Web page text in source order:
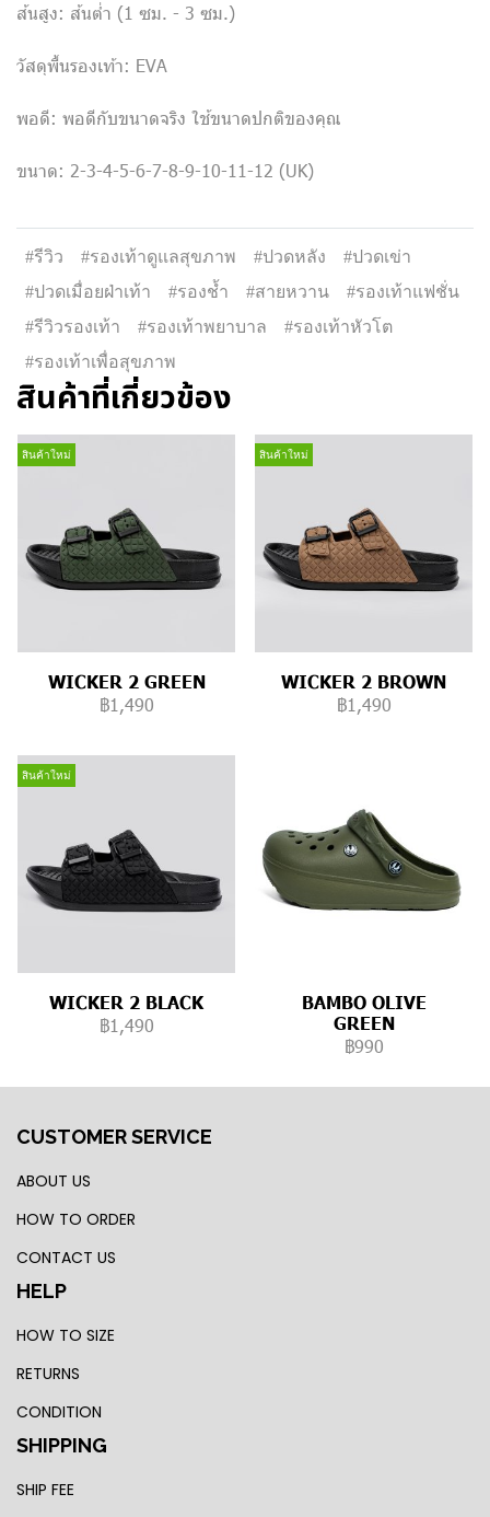
ส้นสูง: ส้นต่ำ (1 ซม. - 3 ซม.)
วัสดุพื้นรองเท้า: EVA
พอดี: พอดีกับขนาดจริง ใช้ขนาดปกติของคุณ
ขนาด: 2-3-4-5-6-7-8-9-10-11-12 (UK)
#รีวิว #รองเท้าดูแลสุขภาพ #ปวดหลัง
#ปวดเข่า
#ปวดเมื่อยฝ่าเท้า
#รองช้ำ #สายหวาน
#รองเท้าแฟชั่น
#รีวิวรองเท้า
#รองเท้าพยาบาล
#รองเท้าหัวโต
#รองเท้าเพื่อสุขภาพ
สินค้าที่เกี่ยวข้อง
สินค้าใหม่
WICKER 2 GREEN
฿1,490
สินค้าใหม่
WICKER 2 BROWN
฿1,490
สินค้าใหม่
WICKER 2 BLACK
฿1,490
BAMBO OLIVE
GREEN
฿990
CUSTOMER SERVICE
ABOUT US
HOW TO ORDER
CONTACT US
HELP
HOW TO SIZE
RETURNS
CONDITION
SHIPPING
SHIP FEE